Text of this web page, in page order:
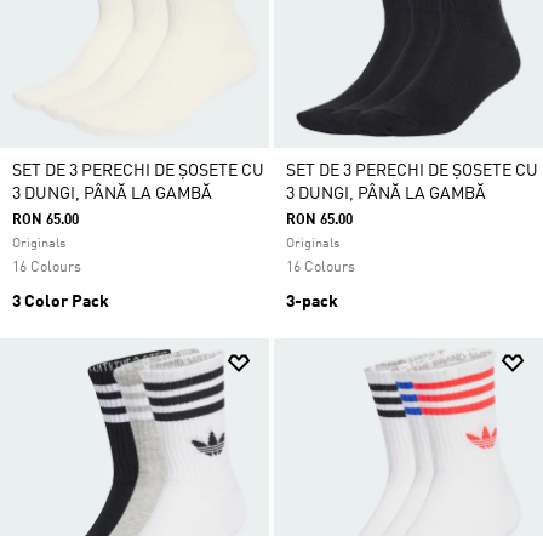
SET DE 3 PERECHI DE ȘOSETE CU
3 DUNGI, PÂNĂ LA GAMBĂ
RON 65.00
Originals
16 Colours
3 Color Pack
SET DE 3 PERECHI DE ȘOSETE CU
3 DUNGI, PÂNĂ LA GAMBĂ
RON 65.00
Originals
16 Colours
3-pack